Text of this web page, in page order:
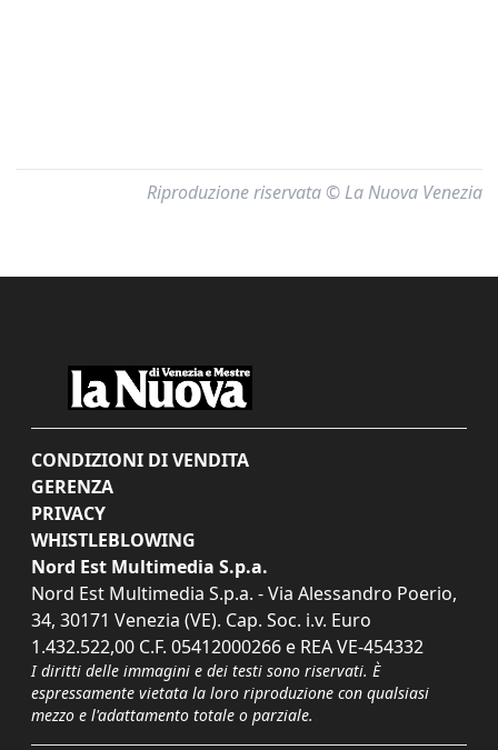
Riproduzione riservata © La Nuova Venezia
CONDIZIONI DI VENDITA
GERENZA
PRIVACY
WHISTLEBLOWING
Nord Est Multimedia S.p.a.
Nord Est Multimedia S.p.a. - Via Alessandro Poerio,
34, 30171 Venezia (VE). Cap. Soc. i.v. Euro
1.432.522,00 C.F. 05412000266 e REA VE-454332
I diritti delle immagini e dei testi sono riservati. È
espressamente vietata la loro riproduzione con qualsiasi
mezzo e l'adattamento totale o parziale.